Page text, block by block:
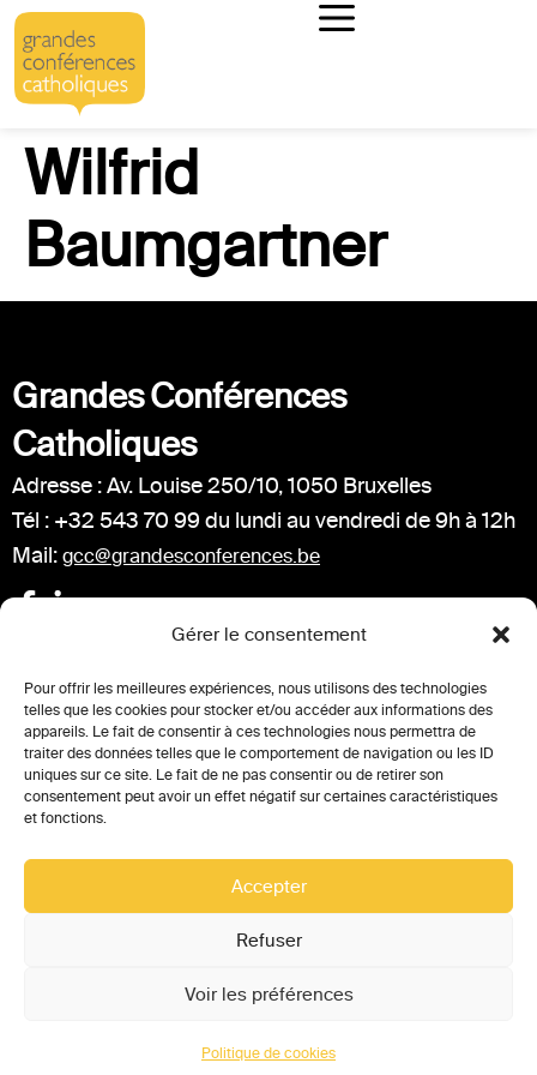
Gérer le consentement
Pour offrir les meilleures expériences, nous utilisons des technologies
telles que les cookies pour stocker et/ou accéder aux informations des
appareils. Le fait de consentir à ces technologies nous permettra de
traiter des données telles que le comportement de navigation ou les ID
uniques sur ce site. Le fait de ne pas consentir ou de retirer son
consentement peut avoir un effet négatif sur certaines caractéristiques
et fonctions.
Accepter
Refuser
Voir les préférences
Politique de cookies
Wilfrid
Baumgartner
Grandes Conférences
Catholiques
Adresse : Av. Louise 250/10, 1050 Bruxelles
Tél : +32 543 70 99 du lundi au vendredi de 9h à 12h
Mail: gcc@grandesconferences.be
Conférences à venir
Comptes-rendu des conférences
Partenaires
Replay des conférences
MENTIONS LÉGALES VIE PRIVÉE
POLITIQUE DE COOKIES (UE)